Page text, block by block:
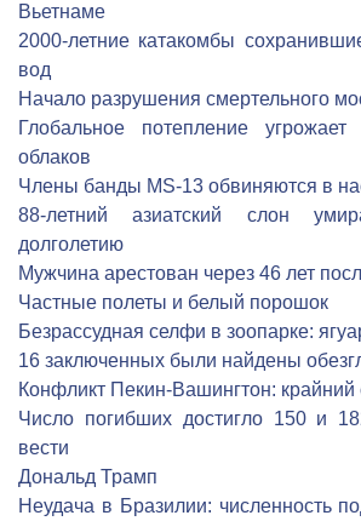
Вьетнаме
2000-летние катакомбы
вод
Начало разрушения смертельного
Глобальное потепление
облаков
Члены банды MS-13 обвиняются в
88-летний азиатский слон
долголетию
Мужчина арестован через 46 лет
Частные полеты и белый порошок
Безрассудная селфи в зоопарке:
16 заключенных были найдены
Конфликт Пекин-Вашингтон: крайний
Число погибших достигло 150 и
вести
Дональд Трамп
Неудача в Бразилии: численность